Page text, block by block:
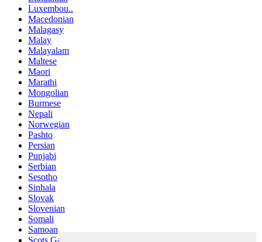
Luxembou..
Macedonian
Malagasy
Malay
Malayalam
Maltese
Maori
Marathi
Mongolian
Burmese
Nepali
Norwegian
Pashto
Persian
Punjabi
Serbian
Sesotho
Sinhala
Slovak
Slovenian
Somali
Samoan
Scots Gaelic